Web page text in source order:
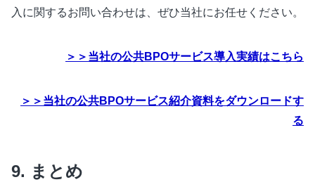
入に関するお問い合わせは、ぜひ当社にお任せください。
＞＞当社の公共BPOサービス導入実績はこちら
＞＞当社の公共BPOサービス紹介資料をダウンロードす
る
まとめ